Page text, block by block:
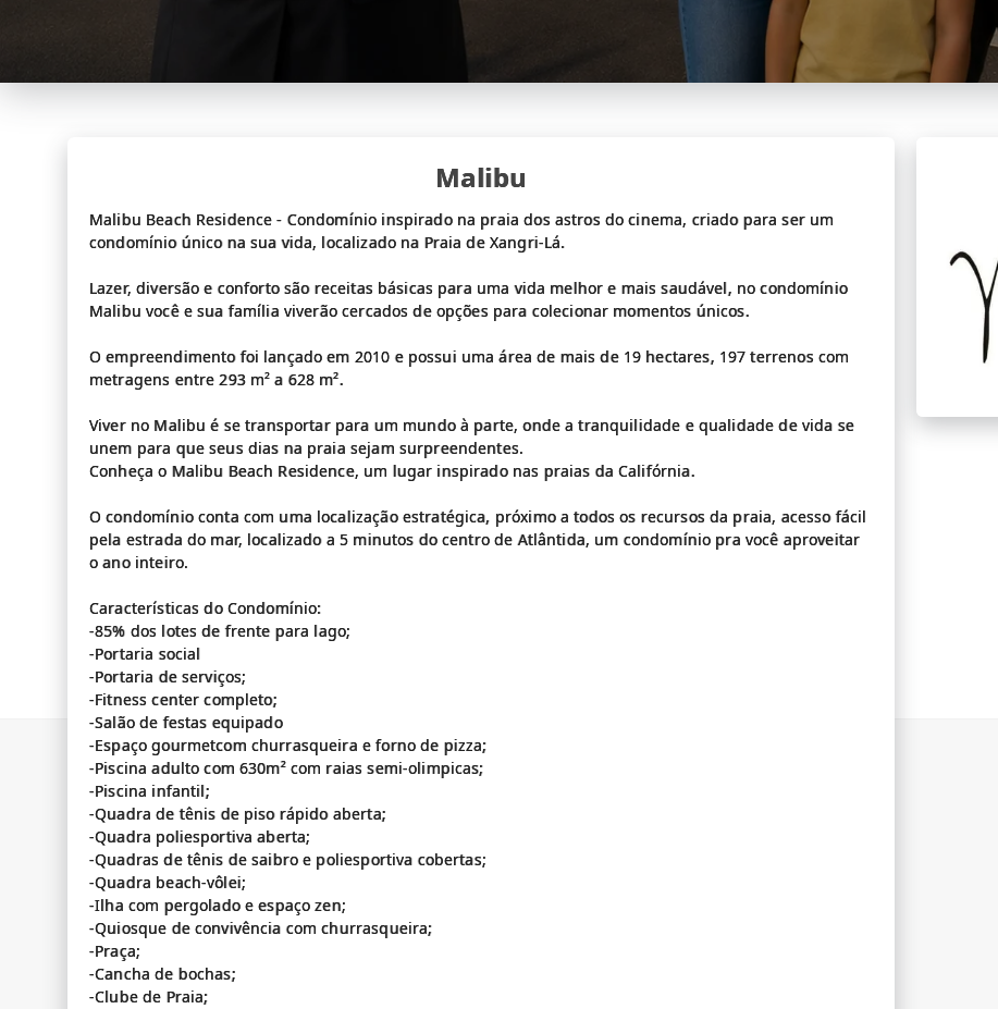
Malibu
Malibu Beach Residence - Condomínio inspirado na praia dos astros do cinema, criado para ser um
condomínio único na sua vida, localizado na Praia de Xangri-Lá.
Lazer, diversão e conforto são receitas básicas para uma vida melhor e mais saudável, no condomínio
Malibu você e sua família viverão cercados de opções para colecionar momentos únicos.
O empreendimento foi lançado em 2010 e possui uma área de mais de 19 hectares, 197 terrenos com
metragens entre 293 m² a 628 m².
Viver no Malibu é se transportar para um mundo à parte, onde a tranquilidade e qualidade de vida se
unem para que seus dias na praia sejam surpreendentes.
Conheça o Malibu Beach Residence, um lugar inspirado nas praias da Califórnia.
O condomínio conta com uma localização estratégica, próximo a todos os recursos da praia, acesso fácil
pela estrada do mar, localizado a 5 minutos do centro de Atlântida, um condomínio pra você aproveitar
o ano inteiro.
Características do Condomínio:
-85% dos lotes de frente para lago;
-Portaria social
-Portaria de serviços;
-Fitness center completo;
-Salão de festas equipado
-Espaço gourmetcom churrasqueira e forno de pizza;
-Piscina adulto com 630m² com raias semi-olimpicas;
-Piscina infantil;
-Quadra de tênis de piso rápido aberta;
-Quadra poliesportiva aberta;
-Quadras de tênis de saibro e poliesportiva cobertas;
-Quadra beach-vôlei;
-Ilha com pergolado e espaço zen;
-Quiosque de convivência com churrasqueira;
-Praça;
-Cancha de bochas;
-Clube de Praia;